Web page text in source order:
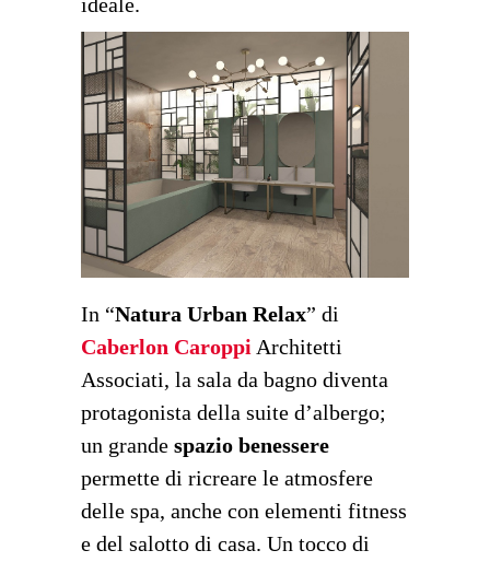
In “Natura Urban Relax” di
Caberlon Caroppi Architetti
Associati, la sala da bagno diventa
protagonista della suite d’albergo;
un grande spazio benessere
permette di ricreare le atmosfere
delle spa, anche con elementi fitness
e del salotto di casa. Un tocco di